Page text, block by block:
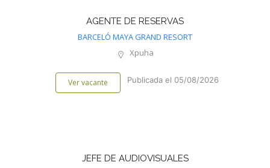
AGENTE DE RESERVAS
BARCELÓ MAYA GRAND RESORT
Xpuha
Ver vacante Publicada el 05/08/2026
JEFE DE AUDIOVISUALES